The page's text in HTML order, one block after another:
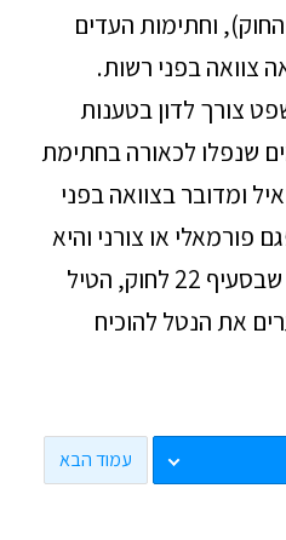
(להלן – החוק), וחתימות העדים
צוואה בפני רשות.
צורך לדון בטענות
שנפלו לכאורה בחתימת
ומדובר בצוואה בפני
פורמאלי או צורני והיא
נערכה בהתאם לתנאים שבסעיף 22 לחוק, הטיל
את הנטל להוכיח
עמוד הבא